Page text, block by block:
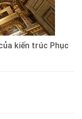
kiến trúc Phục